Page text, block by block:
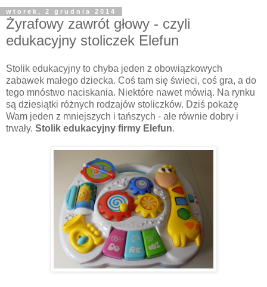
wtorek, 2 grudnia 2014
Żyrafowy zawrót głowy - czyli
edukacyjny stoliczek Elefun
Stolik edukacyjny to chyba jeden z obowiązkowych
zabawek małego dziecka. Coś tam się świeci, coś gra, a do
tego mnóstwo naciskania. Niektóre nawet mówią. Na rynku
są dziesiątki różnych rodzajów stoliczków. Dziś pokażę
Wam jeden z mniejszych i tańszych - ale równie dobry i
trwały. Stolik edukacyjny firmy Elefun.